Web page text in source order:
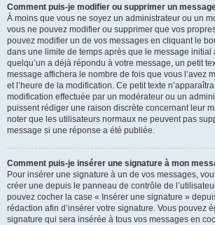
Comment puis-je modifier ou supprimer un
À moins que vous ne soyez un administrateur ou un
vous ne pouvez modifier ou supprimer que vos
pouvez modifier un de vos messages en cliquant le
dans une limite de temps après que le message initial
quelqu’un a déjà répondu à votre message, un petit
message affichera le nombre de fois que vous l’avez
et l’heure de la modification. Ce petit texte n’apparaîtra
modification effectuée par un modérateur ou un
puissent rédiger une raison discrète concernant leur
noter que les utilisateurs normaux ne peuvent pas
message si une réponse a été publiée.
Comment puis-je insérer une signature à mon
Pour insérer une signature à un de vos messages,
créer une depuis le panneau de contrôle de
pouvez cocher la case « Insérer une signature »
rédaction afin d’insérer votre signature. Vous pouvez
signature qui sera insérée à tous vos messages en